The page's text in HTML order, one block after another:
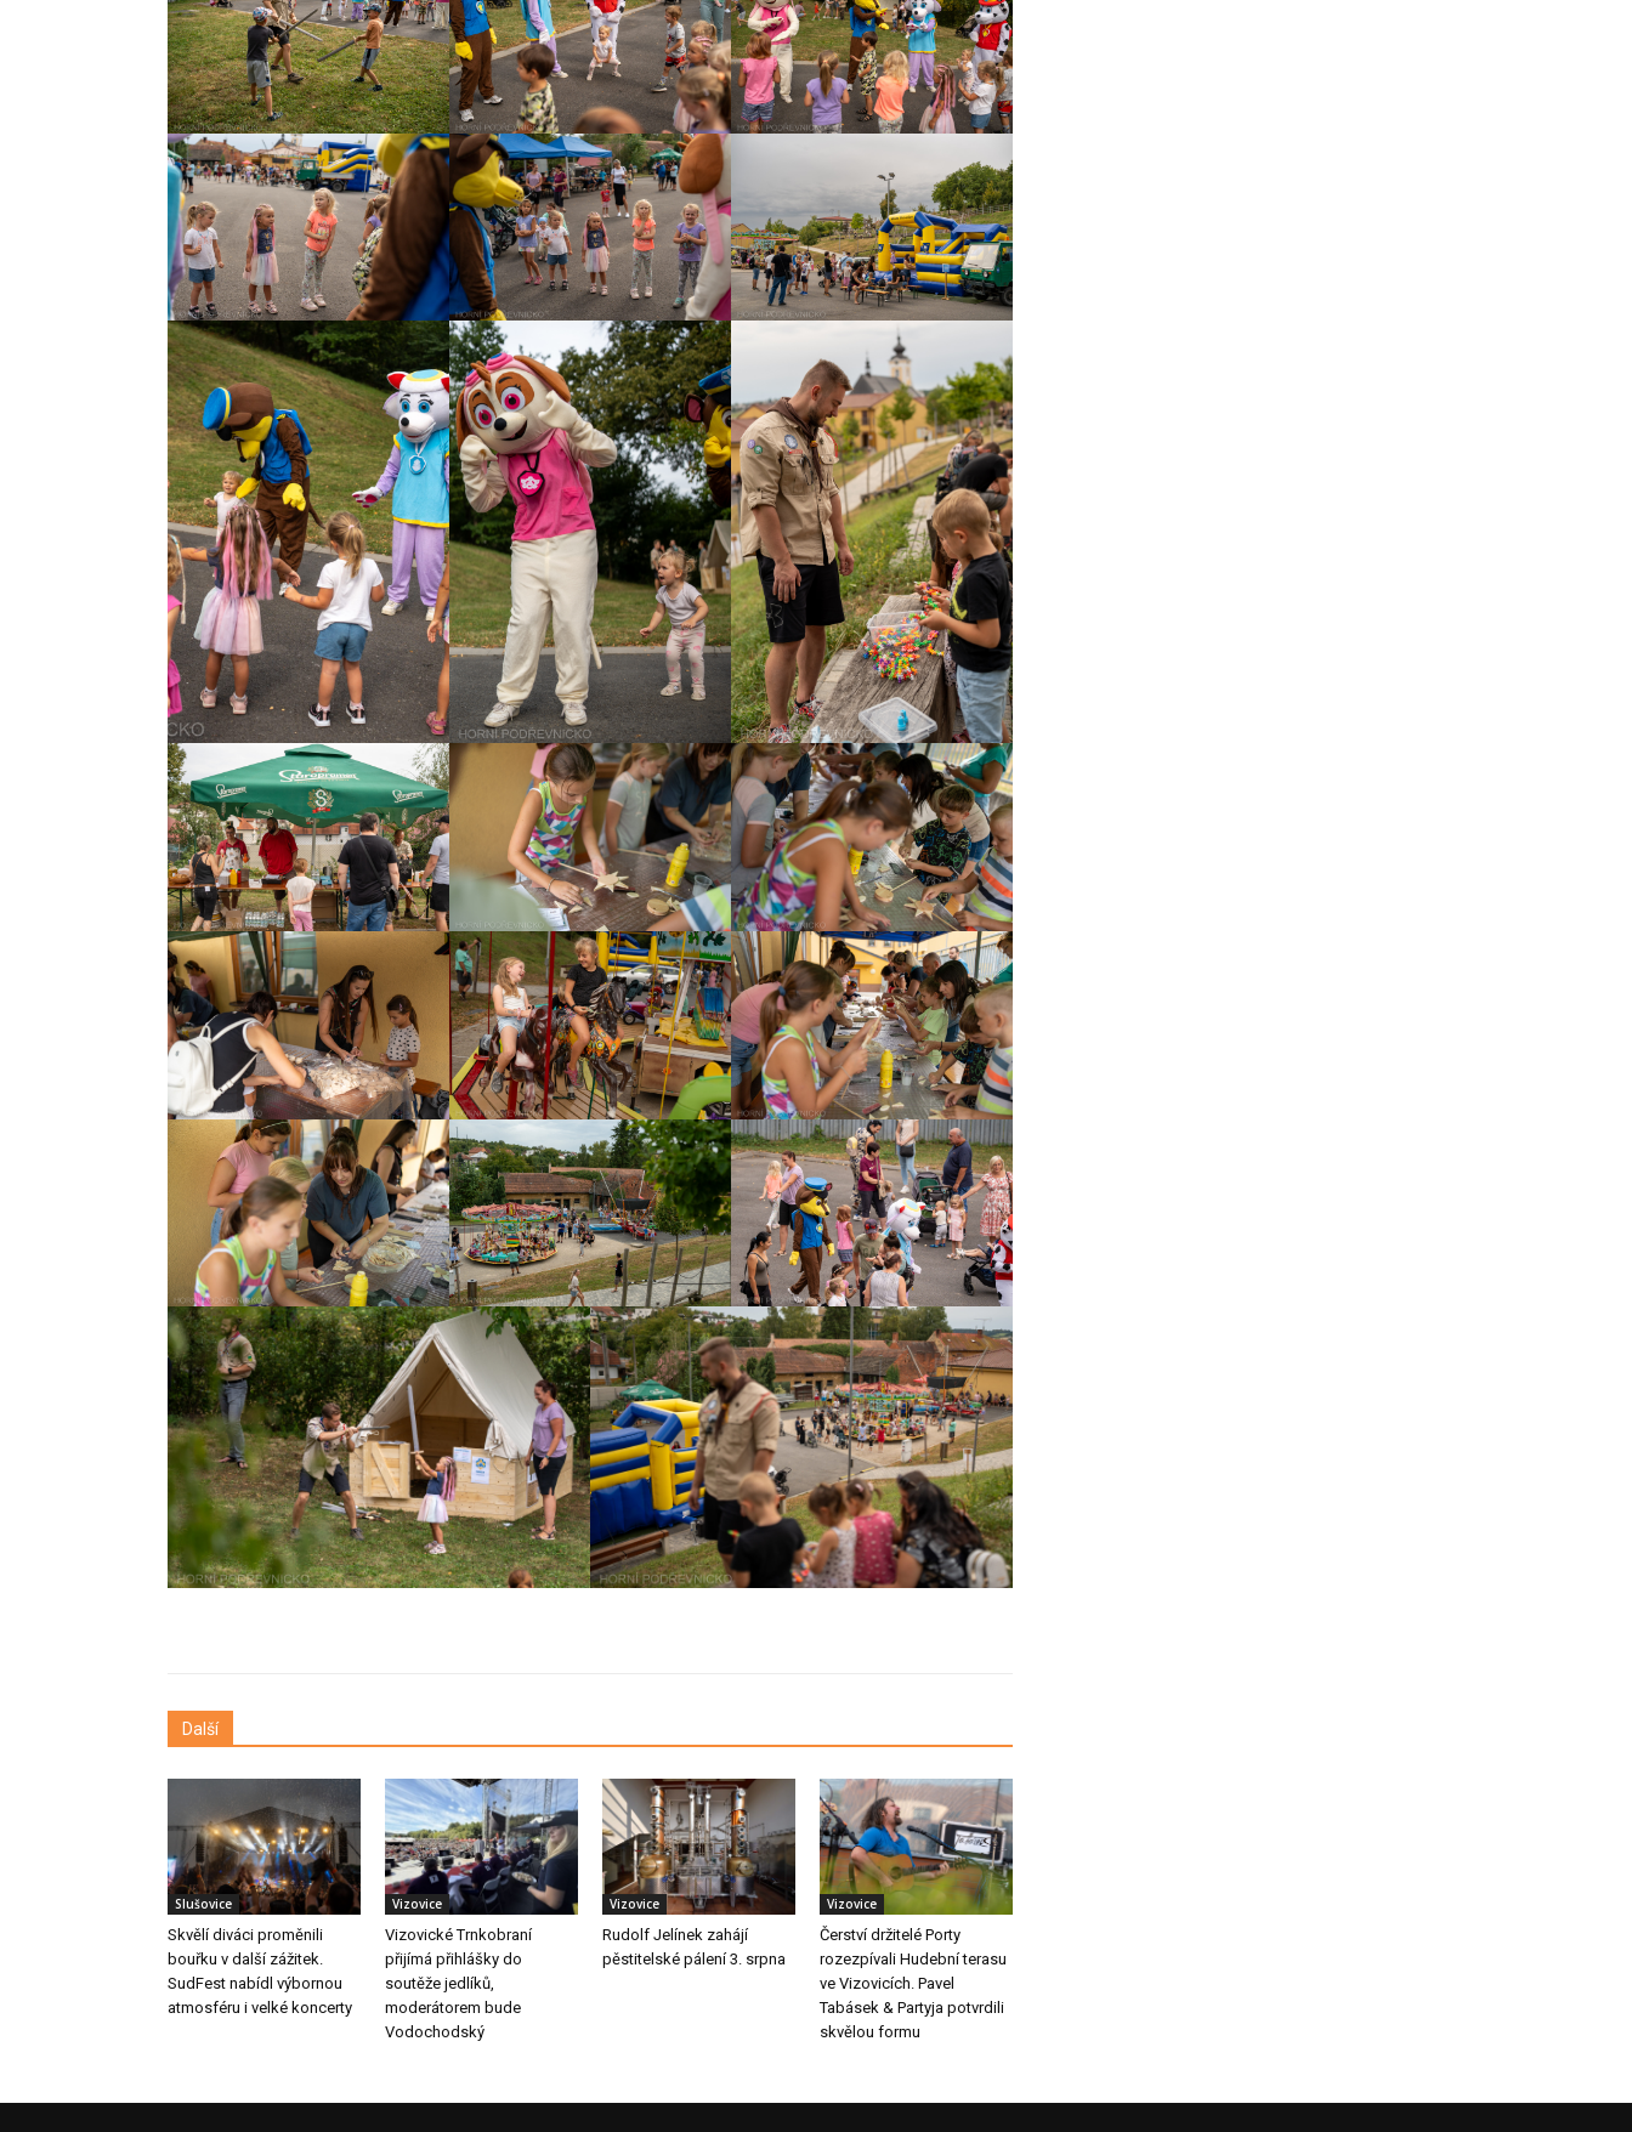
Další
Slušovice
Skvělí diváci proměnili
bouřku v další zážitek.
SudFest nabídl výbornou
atmosféru i velké koncerty
Vizovice
Vizovické Trnkobraní
přijímá přihlášky do
soutěže jedlíků,
moderátorem bude
Vodochodský
Vizovice
Rudolf Jelínek zahájí
pěstitelské pálení 3. srpna
Vizovice
Čerství držitelé Porty
rozezpívali Hudební terasu
ve Vizovicích. Pavel
Tabásek & Partyja potvrdili
skvělou formu